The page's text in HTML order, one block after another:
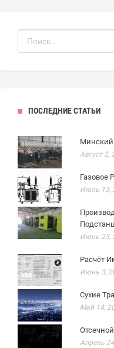
ПОСЛЕДНИЕ СТАТЬИ
Минский
Август 2,
Газовое
Июль 13,
Июнь 23,
Расчёт
Июнь 3,
Сухие
Май 14,
Апрель